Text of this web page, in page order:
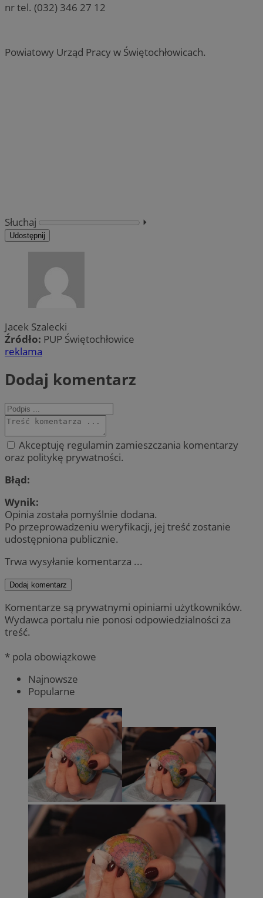
nr tel. (032) 346 27 12
Powiatowy Urząd Pracy w Świętochłowicach.
Słuchaj ⏵︎
Udostępnij
Jacek Szalecki
Źródło: PUP Świętochłowice
reklama
Dodaj komentarz
Akceptuję regulamin zamieszczania komentarzy
oraz politykę prywatności.
Błąd:
Wynik:
Opinia została pomyślnie dodana.
Po przeprowadzeniu weryfikacji, jej treść zostanie
udostępniona publicznie.
Trwa wysyłanie komentarza ...
Dodaj komentarz
Komentarze są prywatnymi opiniami użytkowników.
Wydawca portalu nie ponosi odpowiedzialności za
treść.
* pola obowiązkowe
Najnowsze
Popularne